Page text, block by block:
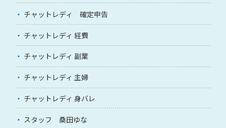
チャットレディ 確定申告
チャットレディ 経費
チャットレディ 副業
チャットレディ 主婦
チャットレディ 身バレ
スタッフ 桑田ゆな